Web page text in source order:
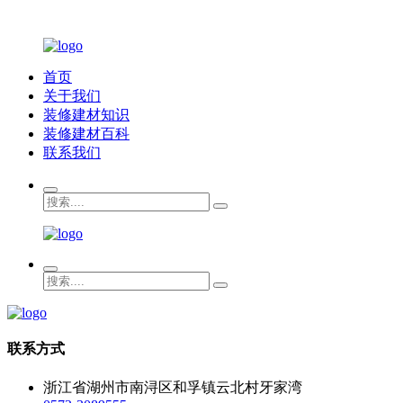
首页
关于我们
装修建材知识
装修建材百科
联系我们
联系方式
浙江省湖州市南浔区和孚镇云北村牙家湾